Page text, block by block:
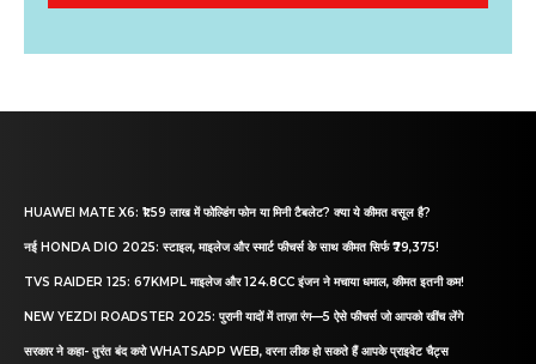
HUAWEI MATE X6: ₹1.59 लाख में फोल्डिंग फोन या मिनी टैबलेट? क्या ये कीमत वसूल है?
नई HONDA DIO 2025: स्टाइल, माइलेज और स्मार्ट फीचर्स के साथ कीमत सिर्फ ₹79,375!
TVS RAIDER 125: 67KMPL माइलेज और 124.8CC इंजन ने मचाया धमाल, कीमत इतनी कम!
NEW YEZDI ROADSTER 2025: पुरानी यादों में ताज़ा रंग—5 ऐसे फीचर्स जो आपको खींच लेंगे
सरकार ने कहा- तुरंत बंद करो WHATSAPP WEB, वरना लीक हो सकते हैं आपके प्राइवेट चैट्स